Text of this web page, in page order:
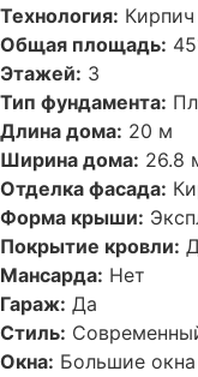
Технология: Кирпич
Общая площадь:
Этажей: 3
Тип фундамента:
Длина дома: 20 м
Ширина дома: 26.8
Отделка фасада:
Форма крыши:
Покрытие кровли:
Мансарда: Нет
Гараж: Да
Стиль:
Окна: Большие окна